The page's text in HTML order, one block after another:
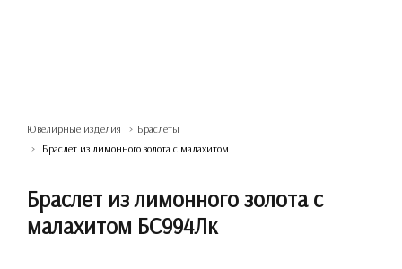
Ювелирные изделия
Браслеты
Браслет из лимонного золота с малахитом
Браслет из лимонного золота с
малахитом БС994Лк